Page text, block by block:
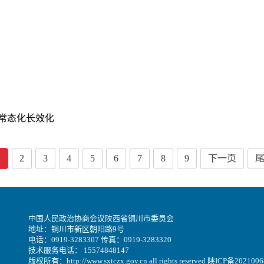
态化长效化
2 3 4 5 6 7 8 9 下一页
中国人民政治协商会议陕西省铜川市委员会
地址：铜川市新区朝阳路9号
电话：0919-3283307 传真：0919-3283320
技术服务电话： 15574848147
版权所有：http://www.sxtczx.gov.cn all rights reserved 陕ICP备